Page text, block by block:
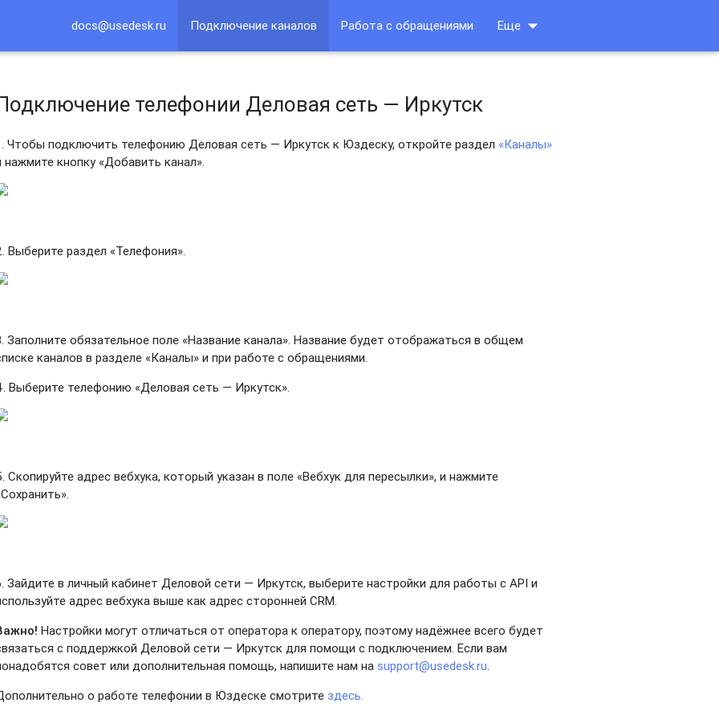
docs@usedesk.ru Подключение каналов Работа с обращениями Еще arrow_drop_down
телефонии Деловая сеть — Иркутск
Чтобы подключить телефонию Деловая сеть — Иркутск к Юздеску, откройте раздел «Каналы»
нажмите кнопку «Добавить канал».
Выберите раздел «Телефония».
Заполните обязательное поле «Название канала». Название будет отображаться в общем
каналов в разделе «Каналы» и при работе с обращениями.
Выберите телефонию «Деловая сеть — Иркутск».
Скопируйте адрес вебхука, который указан в поле «Вебхук для пересылки», и нажмите
Зайдите в личный кабинет Деловой сети — Иркутск, выберите настройки для работы с API и
адрес вебхука выше как адрес сторонней CRM.
Настройки могут отличаться от оператора к оператору, поэтому надёжнее всего будет
с поддержкой Деловой сети — Иркутск для помощи с подключением. Если вам
совет или дополнительная помощь, напишите нам на support@usedesk.ru
о работе телефонии в Юздеске смотритездесь.